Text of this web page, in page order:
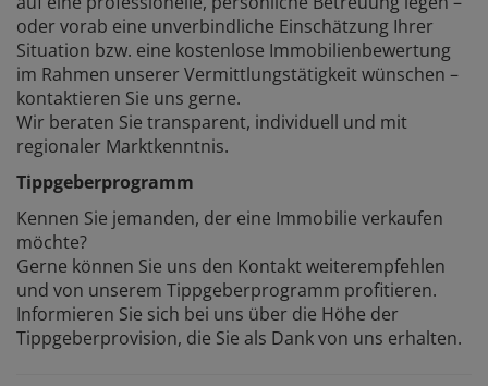
oder vorab eine unverbindliche Einschätzung Ihrer
Situation bzw. eine kostenlose Immobilienbewertung
im Rahmen unserer Vermittlungstätigkeit wünschen –
kontaktieren Sie uns gerne.
Wir beraten Sie transparent, individuell und mit
regionaler Marktkenntnis.
Tippgeberprogramm
Kennen Sie jemanden, der eine Immobilie verkaufen
möchte?
Gerne können Sie uns den Kontakt weiterempfehlen
und von unserem Tippgeberprogramm profitieren.
Informieren Sie sich bei uns über die Höhe der
Tippgeberprovision, die Sie als Dank von uns erhalten.